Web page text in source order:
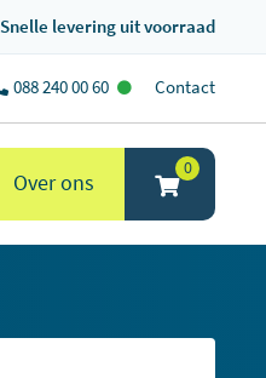
Snelle levering uit voorraad
088 240 00 60 Contact
Over ons
0